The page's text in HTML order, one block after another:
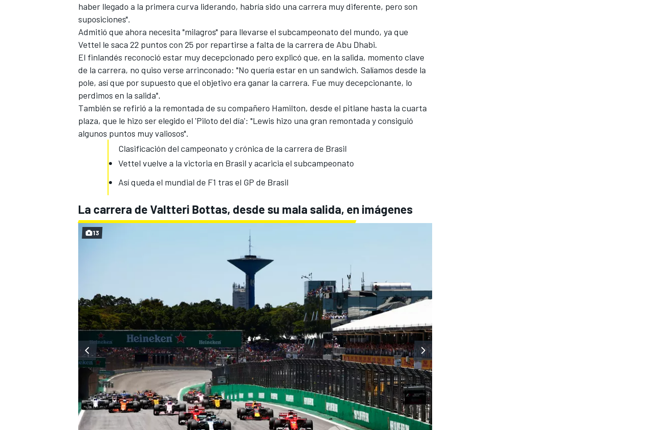
MÁS CATEGORÍAS
haber llegado a la primera curva liderando, habría sido una carrera muy diferente, pero son
suposiciones".
Admitió que ahora necesita "milagros" para llevarse el subcampeonato del mundo, ya que
Vettel le saca 22 puntos con 25 por repartirse a falta de la carrera de Abu Dhabi.
El finlandés reconoció estar muy decepcionado pero explicó que, en la salida, momento clave
de la carrera, no quiso verse arrinconado: "No quería estar en un sandwich. Salíamos desde la
pole, así que por supuesto que el objetivo era ganar la carrera. Fue muy decepcionante, lo
perdimos en la salida".
También se refirió a la remontada de su compañero Hamilton, desde el pitlane hasta la cuarta
plaza, que le hizo ser elegido el 'Piloto del día': "Lewis hizo una gran remontada y consiguió
algunos puntos muy valiosos".
Clasificación del campeonato y crónica de la carrera de Brasil
Vettel vuelve a la victoria en Brasil y acaricia el subcampeonato
Así queda el mundial de F1 tras el GP de Brasil
La carrera de Valtteri Bottas, desde su mala salida, en imágenes
13